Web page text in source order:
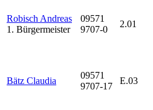
Robisch Andreas
1. Bürgermeister
09571
9707-0
2.01
Bätz Claudia
09571
9707-17
E.03